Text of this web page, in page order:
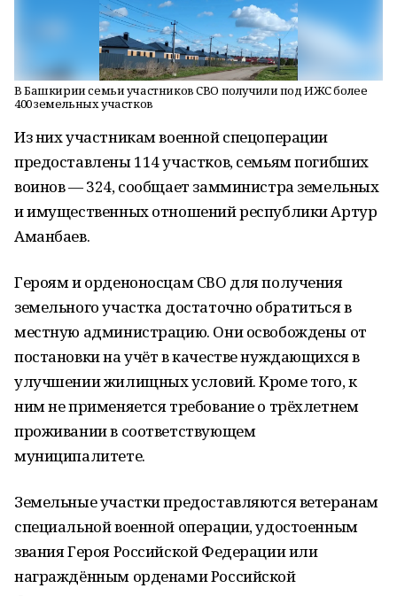
В Башкирии семьи участников СВО получили под ИЖС более
400 земельных участков
Из них участникам военной спецоперации
предоставлены 114 участков, семьям погибших
воинов — 324, сообщает замминистра земельных
и имущественных отношений республики Артур
Аманбаев.
Героям и орденоносцам СВО для получения
земельного участка достаточно обратиться в
местную администрацию. Они освобождены от
постановки на учёт в качестве нуждающихся в
улучшении жилищных условий. Кроме того, к
ним не применяется требование о трёхлетнем
проживании в соответствующем
муниципалитете.
Земельные участки предоставляются ветеранам
специальной военной операции, удостоенным
звания Героя Российской Федерации или
награждённым орденами Российской